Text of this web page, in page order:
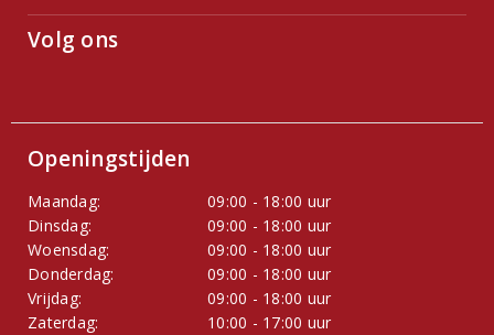
Volg ons
Openingstijden
Maandag:
09:00 - 18:00 uur
Dinsdag:
09:00 - 18:00 uur
Woensdag:
09:00 - 18:00 uur
Donderdag:
09:00 - 18:00 uur
Vrijdag:
09:00 - 18:00 uur
Zaterdag:
10:00 - 17:00 uur